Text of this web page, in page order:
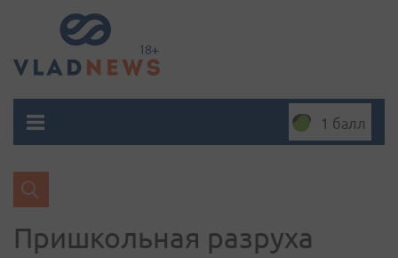
1 балл
Пришкольная разруха